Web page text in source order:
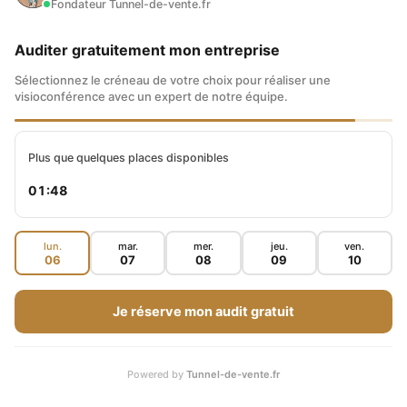
PORTEFEUILLE D'UN TRADER
PRO
ARTICLES EN CORRÉLATION
Fondateur Tunnel-de-vente.fr
Auditer gratuitement mon entreprise
Sélectionnez le créneau de votre choix pour réaliser une
visioconférence avec un expert de notre équipe.
Plus que quelques places disponibles
01:47
lun.
06
mar.
07
mer.
08
jeu.
09
ven.
10
Je réserve mon audit gratuit
Powered by Tunnel-de-vente.fr